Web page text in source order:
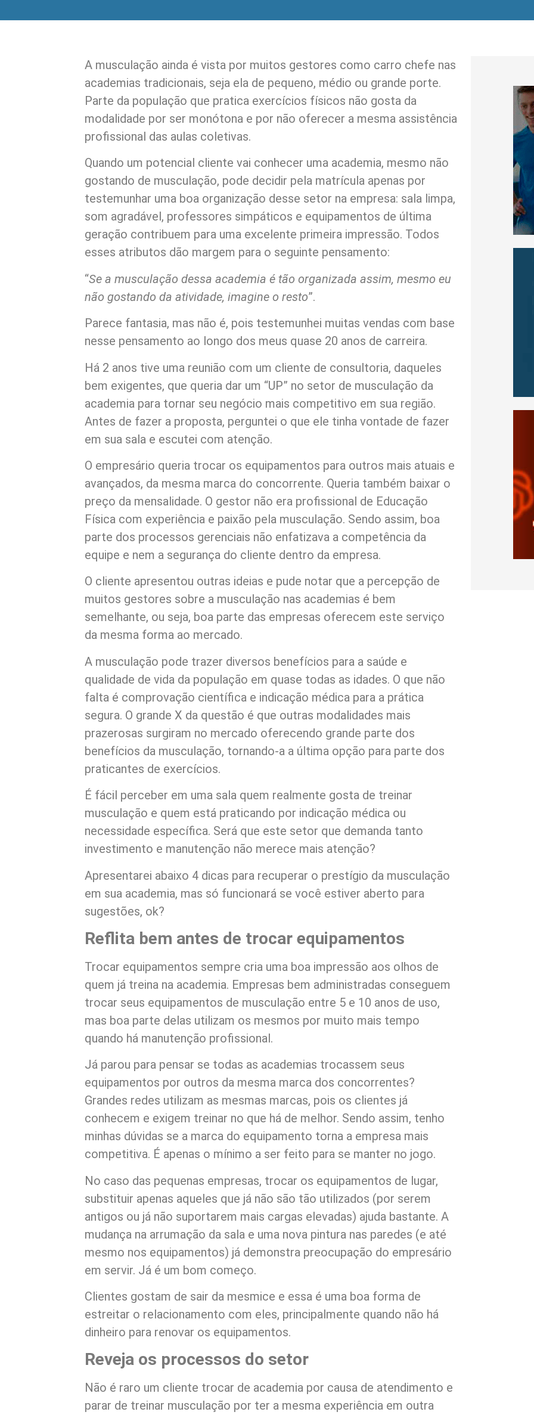
A musculação ainda é vista por muitos gestores como carro chefe nas
academias tradicionais, seja ela de pequeno, médio ou grande porte.
Parte da população que pratica exercícios físicos não gosta da
modalidade por ser monótona e por não oferecer a mesma assistência
profissional das aulas coletivas.
Quando um potencial cliente vai conhecer uma academia, mesmo não
gostando de musculação, pode decidir pela matrícula apenas por
testemunhar uma boa organização desse setor na empresa: sala limpa,
som agradável, professores simpáticos e equipamentos de última
geração contribuem para uma excelente primeira impressão. Todos
esses atributos dão margem para o seguinte pensamento:
“Se a musculação dessa academia é tão organizada assim, mesmo eu
não gostando da atividade, imagine o resto”.
Parece fantasia, mas não é, pois testemunhei muitas vendas com base
nesse pensamento ao longo dos meus quase 20 anos de carreira.
Há 2 anos tive uma reunião com um cliente de consultoria, daqueles
bem exigentes, que queria dar um “UP” no setor de musculação da
academia para tornar seu negócio mais competitivo em sua região.
Antes de fazer a proposta, perguntei o que ele tinha vontade de fazer
em sua sala e escutei com atenção.
O empresário queria trocar os equipamentos para outros mais atuais e
avançados, da mesma marca do concorrente. Queria também baixar o
preço da mensalidade. O gestor não era profissional de Educação
Física com experiência e paixão pela musculação. Sendo assim, boa
parte dos processos gerenciais não enfatizava a competência da
equipe e nem a segurança do cliente dentro da empresa.
O cliente apresentou outras ideias e pude notar que a percepção de
muitos gestores sobre a musculação nas academias é bem
semelhante, ou seja, boa parte das empresas oferecem este serviço
da mesma forma ao mercado.
A musculação pode trazer diversos benefícios para a saúde e
qualidade de vida da população em quase todas as idades. O que não
falta é comprovação científica e indicação médica para a prática
segura. O grande X da questão é que outras modalidades mais
prazerosas surgiram no mercado oferecendo grande parte dos
benefícios da musculação, tornando-a a última opção para parte dos
praticantes de exercícios.
É fácil perceber em uma sala quem realmente gosta de treinar
musculação e quem está praticando por indicação médica ou
necessidade específica. Será que este setor que demanda tanto
investimento e manutenção não merece mais atenção?
Apresentarei abaixo 4 dicas para recuperar o prestígio da musculação
em sua academia, mas só funcionará se você estiver aberto para
sugestões, ok?
Reflita bem antes de trocar equipamentos
Trocar equipamentos sempre cria uma boa impressão aos olhos de
quem já treina na academia. Empresas bem administradas conseguem
trocar seus equipamentos de musculação entre 5 e 10 anos de uso,
mas boa parte delas utilizam os mesmos por muito mais tempo
quando há manutenção profissional.
Já parou para pensar se todas as academias trocassem seus
equipamentos por outros da mesma marca dos concorrentes?
Grandes redes utilizam as mesmas marcas, pois os clientes já
conhecem e exigem treinar no que há de melhor. Sendo assim, tenho
minhas dúvidas se a marca do equipamento torna a empresa mais
competitiva. É apenas o mínimo a ser feito para se manter no jogo.
No caso das pequenas empresas, trocar os equipamentos de lugar,
substituir apenas aqueles que já não são tão utilizados (por serem
antigos ou já não suportarem mais cargas elevadas) ajuda bastante. A
mudança na arrumação da sala e uma nova pintura nas paredes (e até
mesmo nos equipamentos) já demonstra preocupação do empresário
em servir. Já é um bom começo.
Clientes gostam de sair da mesmice e essa é uma boa forma de
estreitar o relacionamento com eles, principalmente quando não há
dinheiro para renovar os equipamentos.
Reveja os processos do setor
Não é raro um cliente trocar de academia por causa de atendimento e
parar de treinar musculação por ter a mesma experiência em outra